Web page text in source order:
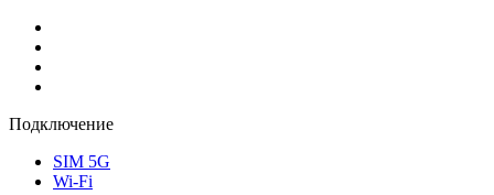
Подключение
SIM 5G
Wi-Fi